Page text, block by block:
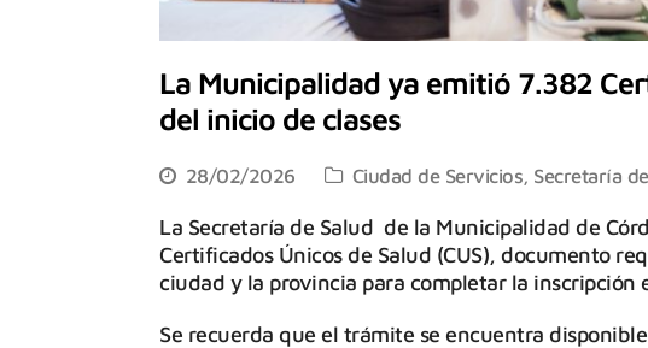
La Municipalidad ya emitió 7.382
del inicio de clases
28/02/2026 Ciudad de Servicios, Secretaría
La Secretaría de Salud de la Municipalidad de
Certificados Únicos de Salud (CUS), documento
ciudad y la provincia para completar la inscripción
Se recuerda que el trámite se encuentra